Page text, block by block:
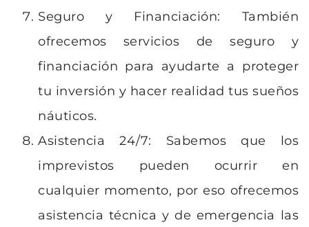
Seguro y Financiación: También
ofrecemos servicios de seguro y
financiación para ayudarte a proteger
tu inversión y hacer realidad tus sueños
náuticos.
Asistencia 24/7: Sabemos que los
imprevistos pueden ocurrir en
cualquier momento, por eso ofrecemos
asistencia técnica y de emergencia las